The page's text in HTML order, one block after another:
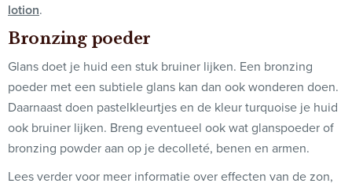
lotion.
Bronzing poeder
Glans doet je huid een stuk bruiner lijken. Een bronzing
poeder met een subtiele glans kan dan ook wonderen doen.
Daarnaast doen pastelkleurtjes en de kleur turquoise je huid
ook bruiner lijken. Breng eventueel ook wat glanspoeder of
bronzing powder aan op je decolleté, benen en armen.
Lees verder voor meer informatie over effecten van de zon,